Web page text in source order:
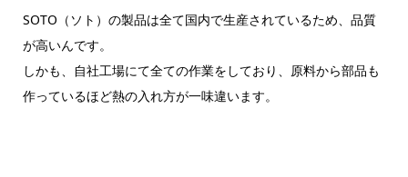
SOTO（ソト）の製品は全て国内で生産されているため、品質
が高いんです。
しかも、自社工場にて全ての作業をしており、原料から部品も
作っているほど熱の入れ方が一味違います。